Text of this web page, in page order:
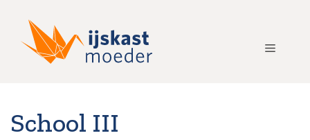
Menu
School III